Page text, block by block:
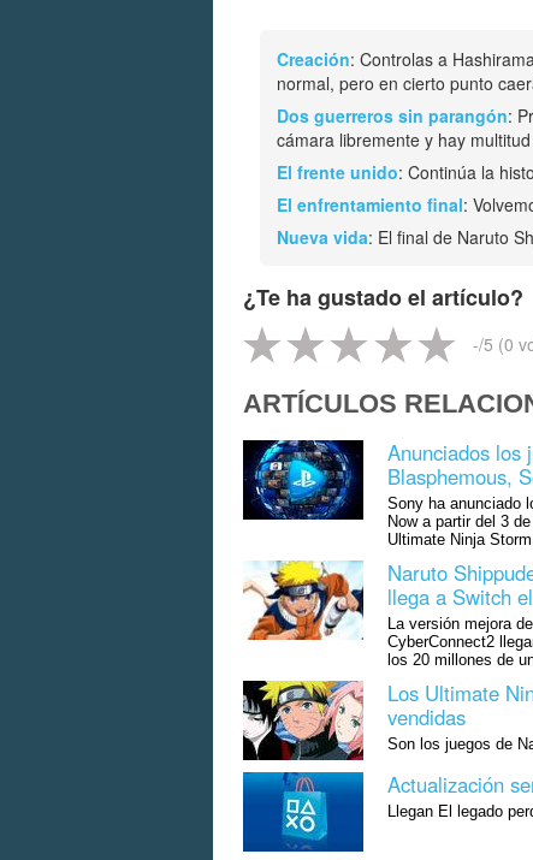
Creación: Controlas a
normal, pero en cierto punto
Dos guerreros sin parangón:
cámara libremente y hay
El frente unido: Continúa la
El enfrentamiento final:
Nueva vida: El final de Naruto
¿Te ha gustado el artículo?
-/5 (0
ARTÍCULOS
Anunciados los
Blasphemous,
Sony ha anunciado
Now a partir del 3
Ultimate Ninja
Naruto
llega a Switch
La versión mejora
CyberConnect2
los 20 millones de
Los Ultimate
vendidas
Son los juegos de
Actualización
Llegan El legado